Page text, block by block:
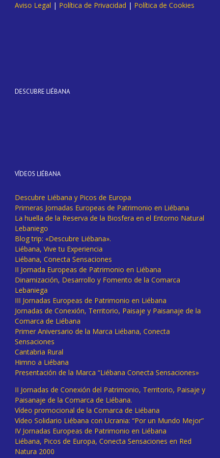
Aviso Legal | Política de Privacidad | Política de Cookies
DESCUBRE LIÉBANA
VÍDEOS LIÉBANA
Descubre Liébana y Picos de Europa
Primeras Jornadas Europeas de Patrimonio en Liébana
La huella de la Reserva de la Biosfera en el Entorno Natural
Lebaniego
Blog trip: «Descubre Liébana».
Liébana, Vive tu Experiencia
Liébana, Conecta Sensaciones
II Jornada Europeas de Patrimonio en Liébana
Dinamización, Desarrollo y Fomento de la Comarca
Lebaniega
III Jornadas Europeas de Patrimonio en Liébana
Jornadas de Conexión, Territorio, Paisaje y Paisanaje de la
Comarca de Liébana
Primer Aniversario de la Marca Liébana, Conecta
Sensaciones
Cantabria Rural
Himno a Liébana
Presentación de la Marca “Liébana Conecta Sensaciones»
II Jornadas de Conexión del Patrimonio, Territorio, Paisaje y
Paisanaje de la Comarca de Liébana.
Vídeo promocional de la Comarca de Liébana
Vídeo Solidario Liébana con Ucrania: “Por un Mundo Mejor”
IV Jornadas Europeas de Patrimonio en Liébana
Liébana, Picos de Europa, Conecta Sensaciones en Red
Natura 2000